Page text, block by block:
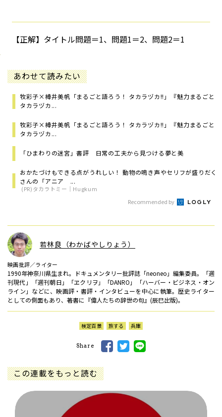
【正解】タイトル問題＝1、問題1＝2、問題2＝1
あわせて読みたい
牧彩子×樽井美帆「まるごと語ろう！ タカラヅカ!!」――『魅力まるごと
タカラヅカ...
牧彩子×樽井美帆「まるごと語ろう！ タカラヅカ!!」――『魅力まるごと
タカラヅカ...
「ひまわりの迷宮」書評 日常の工夫から見つける夢と美
おかたづけもできる点がうれしい！ 動物の鳴き声やセリフが盛りだく
さんの「アニア ...
(PR)タカラトミー｜Hugkum
Recommended by
若林良（わかばやしりょう）
映画批評／ライター
1990年神奈川県生まれ。ドキュメンタリー批評誌「neoneo」編集委員。「週
刊現代」「週刊朝日」「ヱクリヲ」「DANRO」「ハーバー・ビジネス・オン
ライン」などに、映画評・書評・インタビューを中心に執筆。歴史ライター
としての側面もあり、著書に『偉人たちの辞世の句』(辰巳出版)。
検定百景 旅する 兵庫
Share
この連載をもっと読む